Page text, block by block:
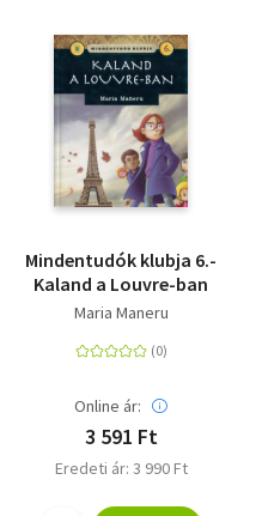
Mindentudók klubja 6.-
Kaland a Louvre-ban
Maria Maneru
Online ár:
3 591 Ft
Eredeti ár: 3 990 Ft